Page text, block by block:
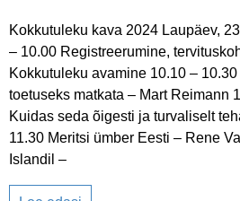
Kokkutuleku kava 2024 Laupäev,
– 10.00 Registreerumine,
Kokkutuleku avamine 10.10 –
toetuseks matkata – Mart Reimann
Kuidas seda õigesti ja turvaliselt
11.30 Meritsi ümber Eesti – Rene
Islandil –